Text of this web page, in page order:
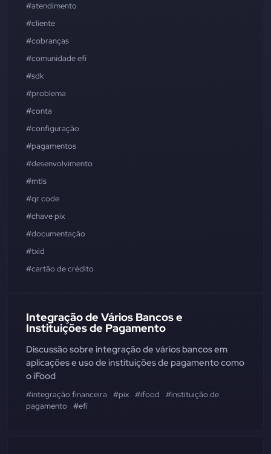
#atendimento
#cliente
#cobranças
#comunidade efí
#sdk
#problema
#conta
#configuração
#pagamentos
#desenvolvimento
#mtls
#qr code
#chave pix
#documentação
#txid
#cartão de crédito
Integração de Vários Bancos e
Instituições de Pagamento
Discussão sobre integração de vários bancos em
aplicações e uso de instituições de pagamento como
o iFood
#integração financeira #pix #ifood
#instituição de
pagamento
#efí